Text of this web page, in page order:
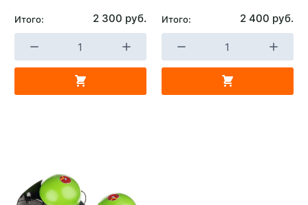
Итого: 2 300 руб. Итого: 2 400 руб.